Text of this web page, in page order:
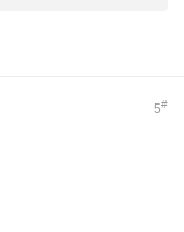
5#